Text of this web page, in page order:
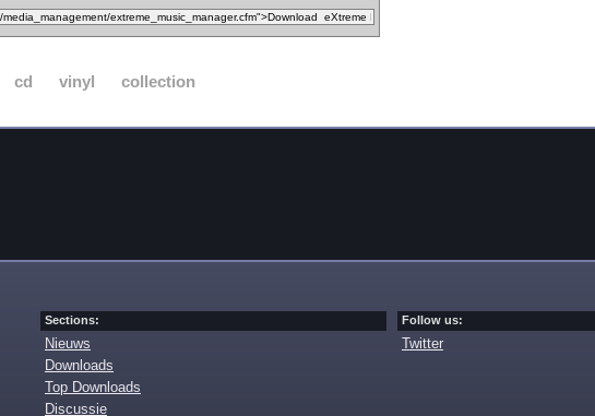
cd vinyl collection
Sections:
Nieuws
Downloads
Top Downloads
Discussie
Follow us:
Twitter